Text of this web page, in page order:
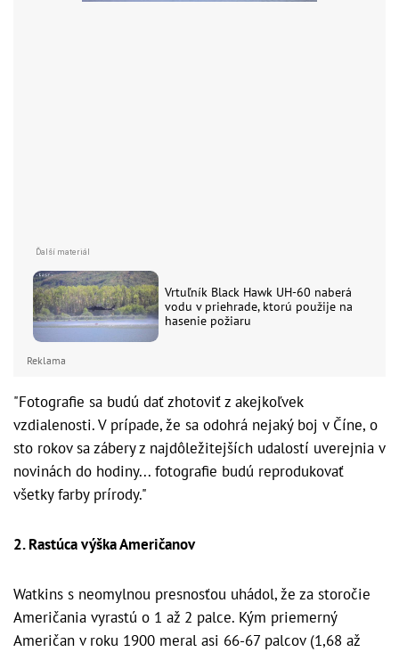
Vrtuľník Black Hawk UH-60 naberá
vodu v priehrade, ktorú použije na
hasenie požiaru
Reklama
"Fotografie sa budú dať zhotoviť z akejkoľvek
vzdialenosti. V prípade, že sa odohrá nejaký boj v Číne, o
sto rokov sa zábery z najdôležitejších udalostí uverejnia v
novinách do hodiny... fotografie budú reprodukovať
všetky farby prírody."
2. Rastúca výška Američanov
Watkins s neomylnou presnosťou uhádol, že za storočie
Američania vyrastú o 1 až 2 palce. Kým priemerný
Američan v roku 1900 meral asi 66-67 palcov (1,68 až